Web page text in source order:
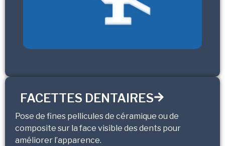
FACETTES DENTAIRES
Pose de fines pellicules de céramique ou de
composite sur la face visible des dents pour
améliorer l’apparence.